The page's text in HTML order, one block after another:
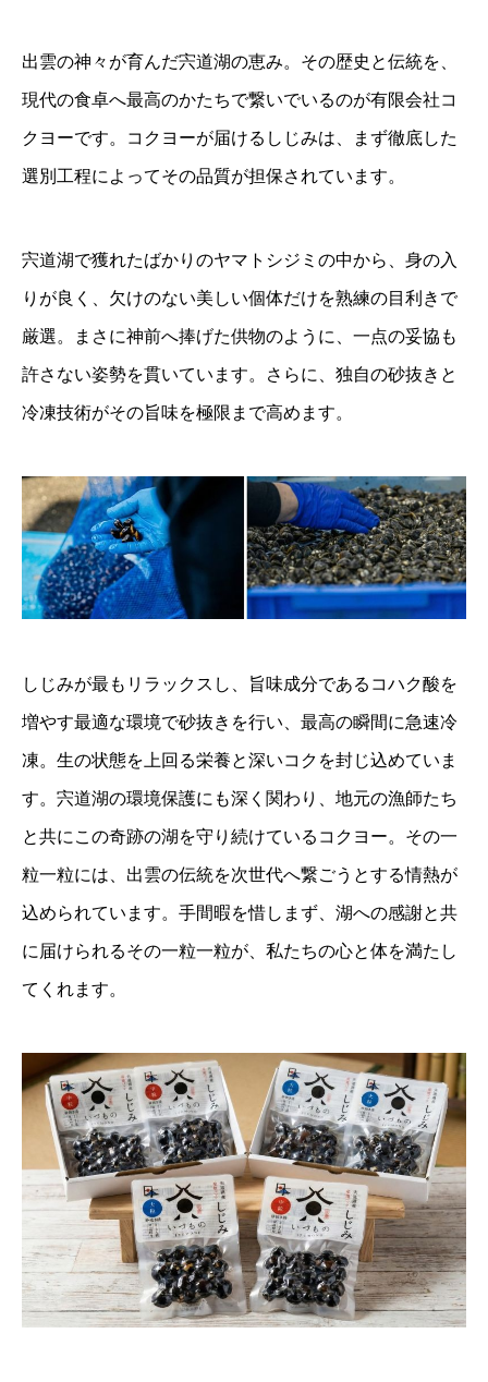
出雲の神々が育んだ宍道湖の恵み。その歴史と伝統を、
現代の食卓へ最高のかたちで繋いでいるのが有限会社コ
クヨーです。コクヨーが届けるしじみは、まず徹底した
選別工程によってその品質が担保されています。
宍道湖で獲れたばかりのヤマトシジミの中から、身の入
りが良く、欠けのない美しい個体だけを熟練の目利きで
厳選。まさに神前へ捧げた供物のように、一点の妥協も
許さない姿勢を貫いています。さらに、独自の砂抜きと
冷凍技術がその旨味を極限まで高めます。
しじみが最もリラックスし、旨味成分であるコハク酸を
増やす最適な環境で砂抜きを行い、最高の瞬間に急速冷
凍。生の状態を上回る栄養と深いコクを封じ込めていま
す。宍道湖の環境保護にも深く関わり、地元の漁師たち
と共にこの奇跡の湖を守り続けているコクヨー。その一
粒一粒には、出雲の伝統を次世代へ繋ごうとする情熱が
込められています。手間暇を惜しまず、湖への感謝と共
に届けられるその一粒一粒が、私たちの心と体を満たし
てくれます。